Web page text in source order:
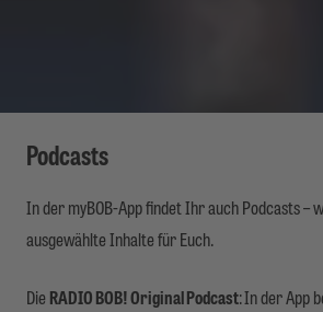
Podcasts
In der myBOB-App findet Ihr auch Podcasts –
ausgewählte Inhalte für Euch.
Die RADIO BOB! Original Podcast:In der App